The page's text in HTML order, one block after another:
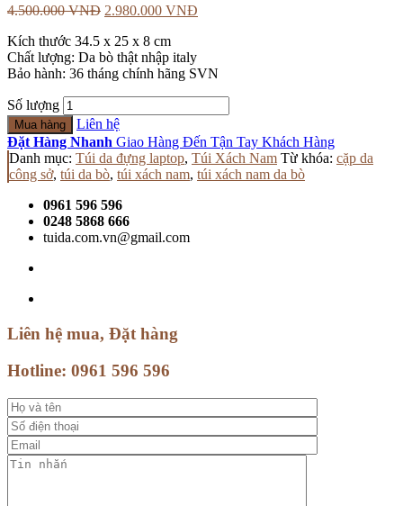
4.500.000VNĐ 2.980.000 VNĐ
Kích thước 34.5 x 25 x 8 cm
Chất lượng: Da bò thật nhập italy
Bảo hành: 36 tháng chính hãng SVN
Số lượng
Mua hàng
Liên hệ
Đặt Hàng Nhanh Giao Hàng Đến Tận Tay Khách Hàng
Danh mục: Túi da đựng laptop, Túi Xách Nam Từ khóa: cặp da
công sở, túi da bò, túi xách nam, túi xách nam da bò
0961 596 596
0248 5868 666
tuida.com.vn@gmail.com
Liên hệ mua, Đặt hàng
Hotline: 0961 596 596